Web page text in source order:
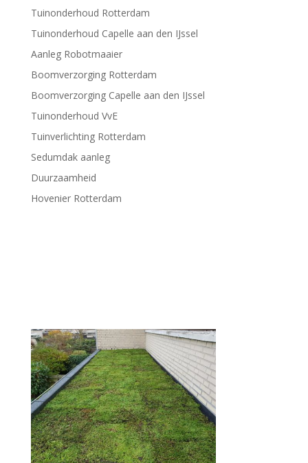
Tuinonderhoud Rotterdam
Tuinonderhoud Capelle aan den IJssel
Aanleg Robotmaaier
Boomverzorging Rotterdam
Boomverzorging Capelle aan den IJssel
Tuinonderhoud VvE
Tuinverlichting Rotterdam
Sedumdak aanleg
Duurzaamheid
Hovenier Rotterdam